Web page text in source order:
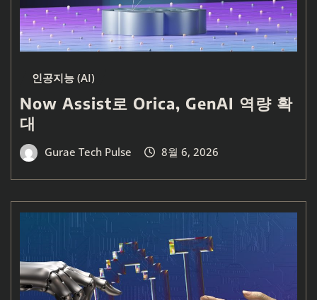
인공지능 (AI)
Now Assist로 Orica, GenAI 역량 확
대
Gurae Tech Pulse 8월 6, 2026